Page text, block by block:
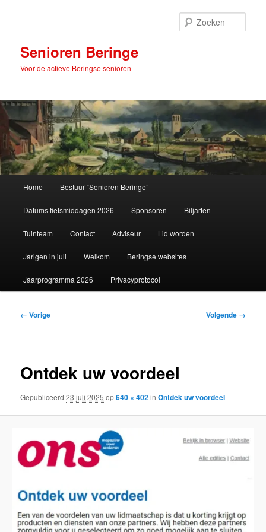
inhoudSenioren Beringe
Voor de actieve Beringse senioren
Home Bestuur “Senioren Beringe”
Datums fietsmiddagen 2026 Sponsoren Biljarten
Tuinteam Contact Adviseur Lid worden
Jarigen in juli Welkom Beringse websites
Jaarprogramma 2026 Privacyprotocol
Afbeeldingsnavigatie
← Vorige Volgende →
Ontdek uw voordeel
Gepubliceerd23 juli 2025 op640 × 402inOntdek uw voordeel